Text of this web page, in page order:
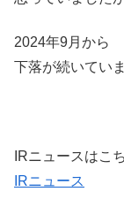
2024年9月から
下落が続いていま
IRニュースはこ
IRニュース